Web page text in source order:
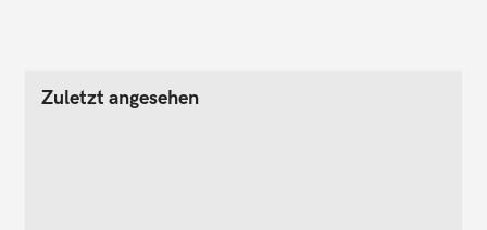
Zuletzt angesehen